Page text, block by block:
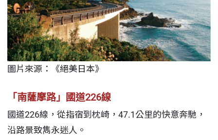
圖片來源：《絕美日本》
「南薩摩路」國道226線
國道226線，從指宿到枕崎，47.1公里的快意奔馳，
沿路景致雋永迷人。